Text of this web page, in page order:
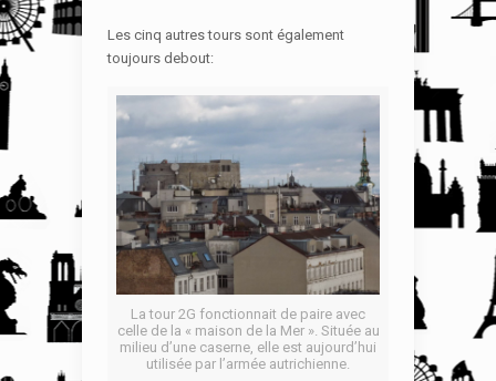
Les cinq autres tours sont également
toujours debout:
La tour 2G fonctionnait de paire avec
celle de la « maison de la Mer ». Située au
milieu d’une caserne, elle est aujourd’hui
utilisée par l’armée autrichienne.